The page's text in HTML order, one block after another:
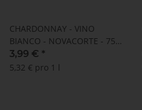
CHARDONNAY - VINO
BIANCO - NOVACORTE - 750
ml
3,99 € *
5,32 € pro 1 l